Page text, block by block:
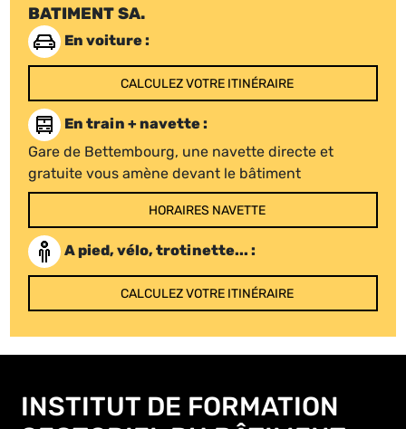
BATIMENT SA.
En voiture :
CALCULEZ VOTRE ITINÉRAIRE
En train + navette :
Gare de Bettembourg, une navette directe et
gratuite vous amène devant le bâtiment
HORAIRES NAVETTE
A pied, vélo, trotinette... :
CALCULEZ VOTRE ITINÉRAIRE
INSTITUT DE FORMATION